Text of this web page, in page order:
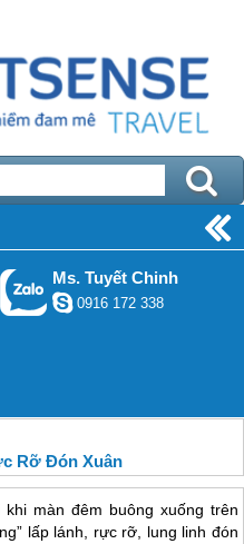
Ms. Tuyết Chinh
0916 172 338
Rỡ Đón Xuân
màn đêm buông xuống trên
lấp lánh, rực rỡ, lung linh đón